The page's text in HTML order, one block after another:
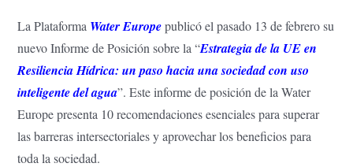
La Plataforma Water Europepublicó el pasado 13 de febrero su
nuevo Informe de Posición sobre la “Estrategia de la UE en
Resiliencia Hídrica: un paso hacia una sociedad con uso
inteligente del agua”. Este informe de posición de la Water
Europe presenta 10 recomendaciones esenciales para superar
las barreras intersectoriales y aprovechar los beneficios para
toda la sociedad.